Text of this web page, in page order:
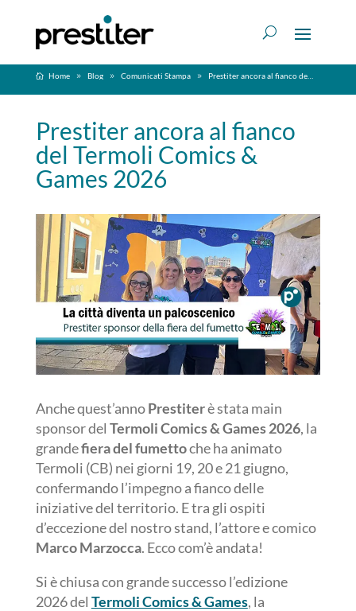
Home Blog Comunicati Stampa Prestiter ancora al fianco del Termoli Comics & Games 2026
Prestiter ancora al fianco
del Termoli Comics &
Games 2026
Anche quest’annoPrestiterè stata main
sponsor del Termoli Comics & Games 2026, la
grandefiera del fumettoche ha animato
Termoli (CB) nei giorni 19, 20 e 21 giugno,
confermando l’impegno a fianco delle
iniziative del territorio. E tra gli ospiti
d’eccezione del nostro stand, l’attore e comico
Marco Marzocca. Ecco com’è andata!
Si è chiusa con grande successo l’edizione
2026 del Termoli Comics & Games, la